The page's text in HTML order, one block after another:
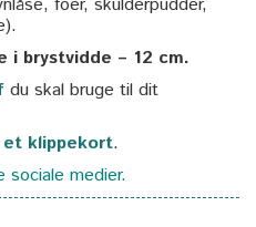
i brystvidde – 12 cm.
du skal bruge til dit
et klippekort.
sociale medier.